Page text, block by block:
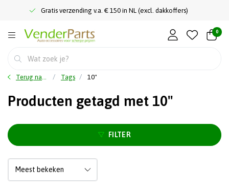
Gratis verzending v.a. € 150 in NL (excl. dakkoffers)
0
Terug naar home Tags 10"
Producten getagd met 10"
FILTER